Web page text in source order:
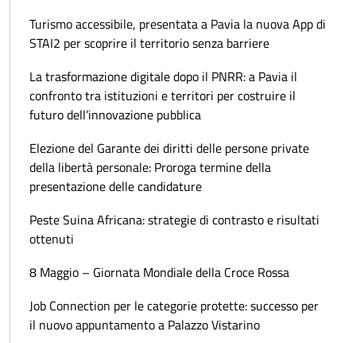
Turismo accessibile, presentata a Pavia la nuova App di
STAI2 per scoprire il territorio senza barriere
La trasformazione digitale dopo il PNRR: a Pavia il
confronto tra istituzioni e territori per costruire il
futuro dell’innovazione pubblica
Elezione del Garante dei diritti delle persone private
della libertà personale: Proroga termine della
presentazione delle candidature
Peste Suina Africana: strategie di contrasto e risultati
ottenuti
8 Maggio – Giornata Mondiale della Croce Rossa
Job Connection per le categorie protette: successo per
il nuovo appuntamento a Palazzo Vistarino